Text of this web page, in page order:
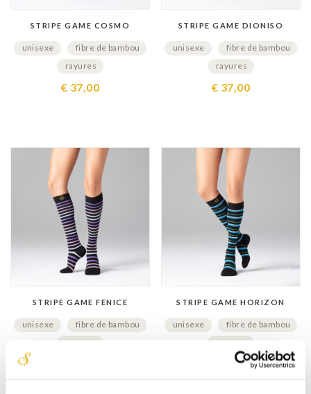
STRIPE GAME COSMO
unisexe
fibre de bambou
rayures
€ 37,00
STRIPE GAME DIONISO
unisexe
fibre de bambou
rayures
€ 37,00
STRIPE GAME FENICE
unisexe
fibre de bambou
rayures
STRIPE GAME HORIZON
unisexe
fibre de bambou
rayures
€ 37,00